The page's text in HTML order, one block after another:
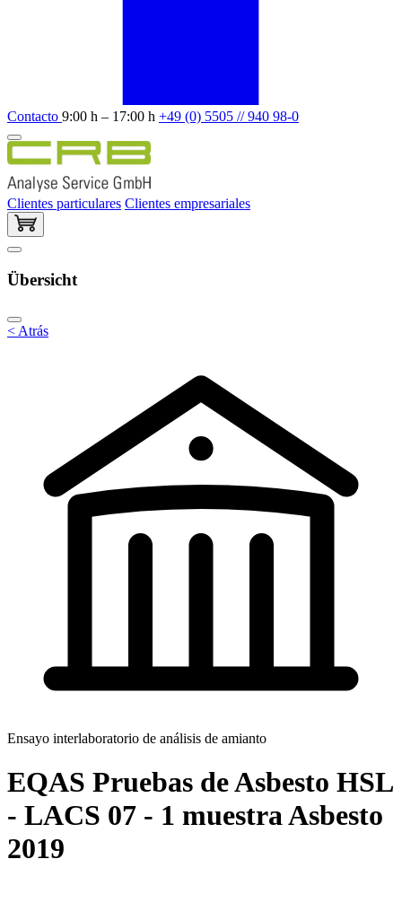
Contacto 9:00 h – 17:00 h +49 (0) 5505 // 940 98-0
Clientes particulares Clientes empresariales
Übersicht
< Atrás
Ensayo interlaboratorio de análisis de amianto
EQAS Pruebas de Asbesto HSL
- LACS 07 - 1 muestra Asbesto
2019